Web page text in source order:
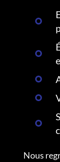
Nous